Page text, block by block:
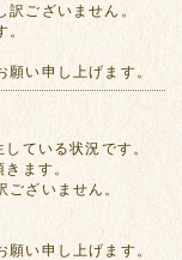
ございません。
い申し上げます。
ている状況です。
ます。
ざいません。
い申し上げます。